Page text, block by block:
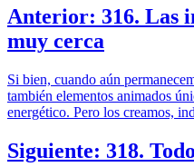
Anterior: 316. Las
muy cerca
Si bien, cuando aún
también elementos animados
energético. Pero los creamos,
Siguiente: 318.